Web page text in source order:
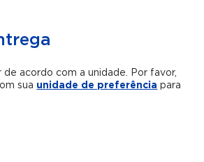
de acordo com a unidade. Por favor,
sua unidade de preferência para